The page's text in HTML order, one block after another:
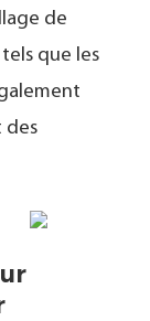
de
que les
des